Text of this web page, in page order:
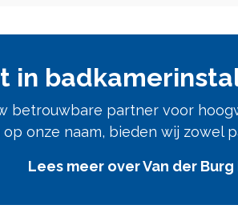
in
betrouwbare partner voor
onze naam, bieden wij zowel
Lees meer over Van der Burg